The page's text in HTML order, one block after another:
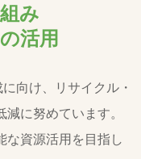
み
活用
向け、リサイクル・
に努めています。
な資源活用を目指し